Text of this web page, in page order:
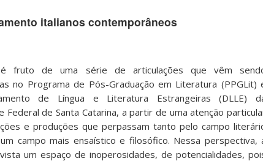
italianos contemporâneos
fruto de uma série de articulações que vêm
no Programa de Pós-Graduação em Literatura (PPGLit)
de Língua e Literatura Estrangeiras (DLLE)
Federal de Santa Catarina, a partir de uma atenção
e produções que perpassam tanto pelo campo
campo mais ensaístico e filosófico. Nessa perspectiva,
um espaço de inoperosidades, de potencialidades,